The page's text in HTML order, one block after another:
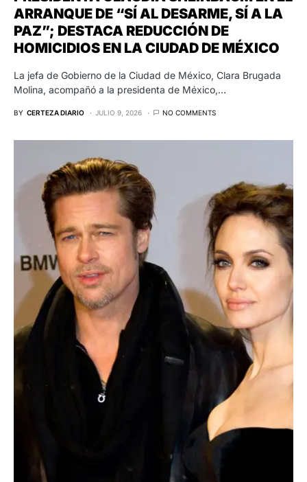
ARRANQUE DE “SÍ AL DESARME, SÍ A LA
PAZ”; DESTACA REDUCCIÓN DE
HOMICIDIOS EN LA CIUDAD DE MÉXICO
La jefa de Gobierno de la Ciudad de México, Clara Brugada
Molina, acompañó a la presidenta de México,…
BY CERTEZA DIARIO JULIO 9, 2026 NO COMMENTS